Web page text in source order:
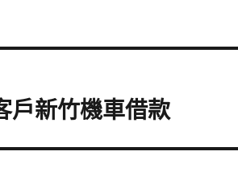
戶新竹機車借款